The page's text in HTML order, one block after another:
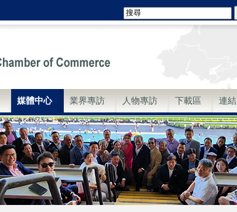
媒體中心 業界專訪 人物專訪 下載區 連結